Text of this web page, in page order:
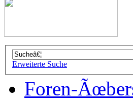
Erweiterte Suche
Foren-